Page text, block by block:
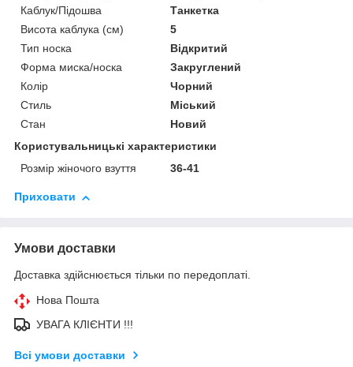
Каблук/Підошва
Танкетка
Висота каблука (см)
5
Тип носка
Відкритий
Форма миска/носка
Закруглений
Колір
Чорний
Стиль
Міський
Стан
Новий
Користувальницькі характеристики
Розмір жіночого взуття
36-41
Приховати
Умови доставки
Доставка здійснюється тільки по передоплаті.
Нова Пошта
УВАГА КЛІЄНТИ !!!
Всі умови доставки